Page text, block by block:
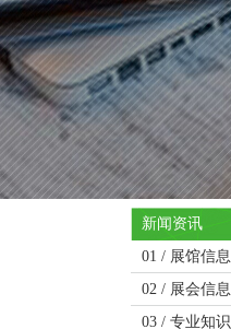
新闻资讯
01 / 展馆信息
02 / 展会信息
03 / 专业知识